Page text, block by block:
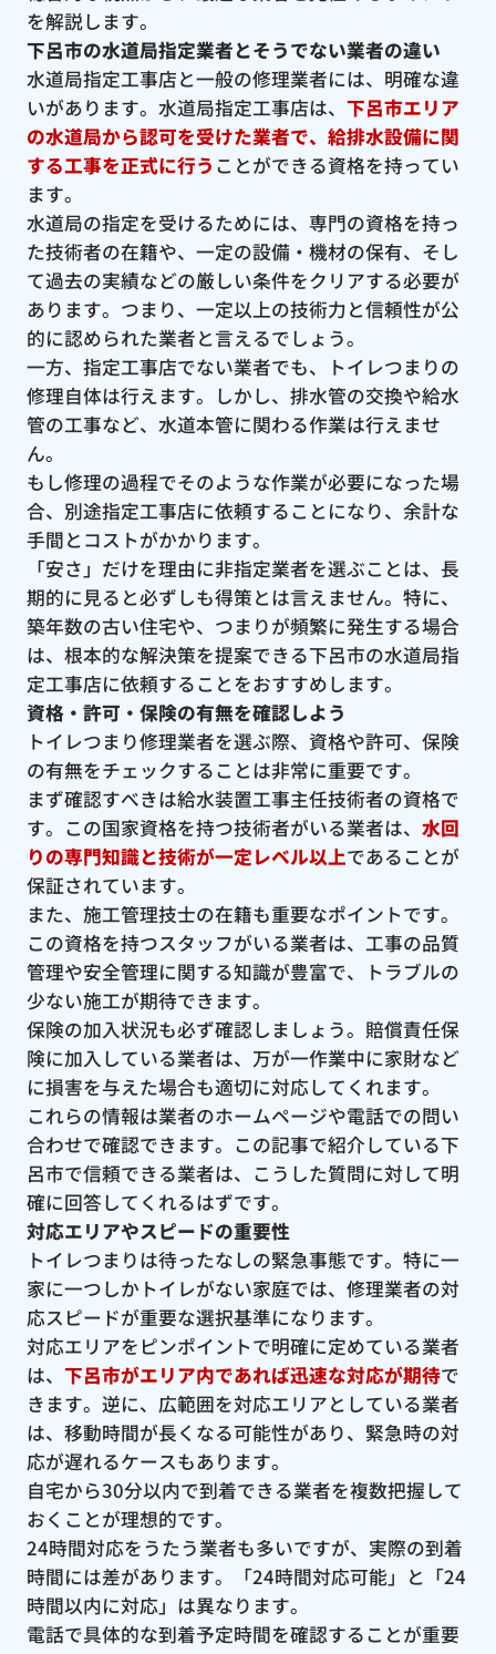
を解説します。
下呂市の水道局指定業者とそうでない業者の違い
水道局指定工事店と一般の修理業者には、明確な違
いがあります。水道局指定工事店は、 下呂市エリア
の水道局から認可を受けた業者で、給排水設備に関
する工事を正式に行う ことができる資格を持ってい
ます。
水道局の指定を受けるためには、専門の資格を持っ
た技術者の在籍や、一定の設備・機材の保有、そし
て過去の実績などの厳しい条件をクリアする必要が
あります。つまり、一定以上の技術力と信頼性が公
的に認められた業者と言えるでしょう。
一方、指定工事店でない業者でも、トイレつまりの
修理自体は行えます。しかし、排水管の交換や給水
管の工事など、水道本管に関わる作業は行えませ
ん。
もし修理の過程でそのような作業が必要になった場
合、別途指定工事店に依頼することになり、余計な
手間とコストがかかります。
「安さ」だけを理由に非指定業者を選ぶことは、長
期的に見ると必ずしも得策とは言えません。特に、
築年数の古い住宅や、つまりが頻繁に発生する場合
は、根本的な解決策を提案できる下呂市の水道局指
定工事店に依頼することをおすすめします。
資格・許可・保険の有無を確認しよう
トイレつまり修理業者を選ぶ際、資格や許可、保険
の有無をチェックすることは非常に重要です。
まず確認すべきは給水装置工事主任技術者の資格で
す。この国家資格を持つ技術者がいる業者は、 水回
りの専門知識と技術が一定レベル以上であることが
保証されています。
また、施工管理技士の在籍も重要なポイントです。
この資格を持つスタッフがいる業者は、工事の品質
管理や安全管理に関する知識が豊富で、トラブルの
少ない施工が期待できます。
保険の加入状況も必ず確認しましょう。賠償責任保
険に加入している業者は、万が一作業中に家財など
に損害を与えた場合も適切に対応してくれます。
これらの情報は業者のホームページや電話での問い
合わせで確認できます。この記事で紹介している下
呂市で信頼できる業者は、こうした質問に対して明
確に回答してくれるはずです。
対応エリアやスピードの重要性
トイレつまりは待ったなしの緊急事態です。特に一
家に一つしかトイレがない家庭では、修理業者の対
応スピードが重要な選択基準になります。
対応エリアをピンポイントで明確に定めている業者
は、 下呂市がエリア内であれば迅速な対応が期待で
きます。逆に、広範囲を対応エリアとしている業者
は、移動時間が長くなる可能性があり、緊急時の対
応が遅れるケースもあります。
自宅から30分以内で到着できる業者を複数把握して
おくことが理想的です。
24時間対応をうたう業者も多いですが、実際の到着
時間には差があります。「24時間対応可能」と「24
時間以内に対応」は異なります。
電話で具体的な到着予定時間を確認することが重要